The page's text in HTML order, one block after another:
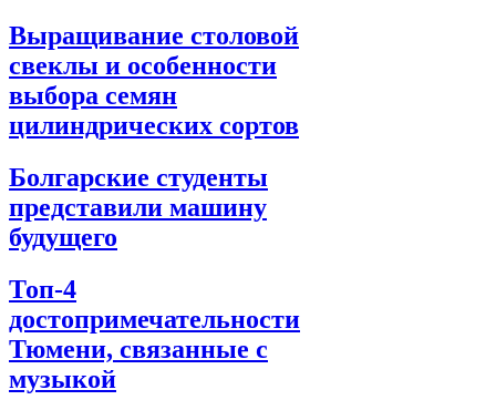
Выращивание столовой
свеклы и особенности
выбора семян
цилиндрических сортов
Болгарские студенты
представили машину
будущего
Топ-4
достопримечательности
Тюмени, связанные с
музыкой